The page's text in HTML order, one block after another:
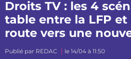
Droits TV : les 4
table entre la LFP et
route vers une
Publié par REDAC le 14/04 à 11:50